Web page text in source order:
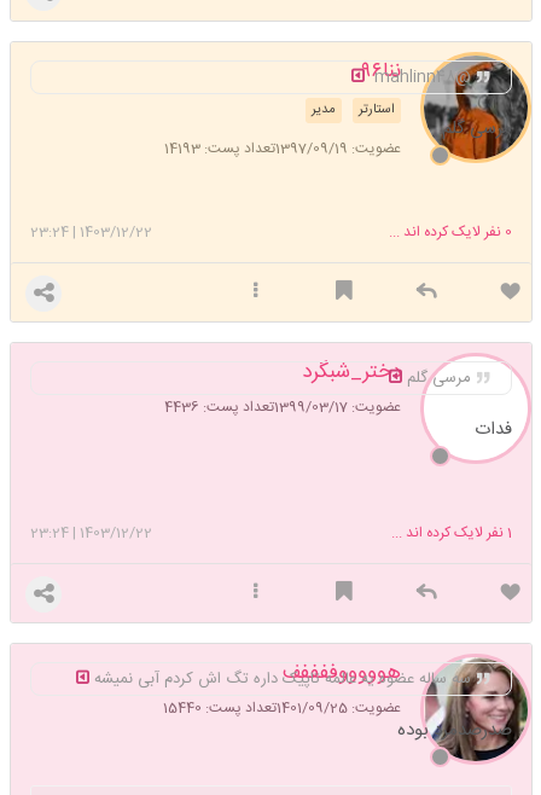
ننا۹۶
مدیر استارتر
عضویت: 1397/09/19 تعداد پست: 14193
@mahlinn48 ‍
مرسی گلم
1403/12/22
|
23:24 0 نفر لایک کرده اند ...
دختر_شبگرد
عضویت: 1399/03/17 تعداد پست: 4436
مرسی گلم
فدات
1403/12/22
|
23:24 1نفر لایک کرده اند ...
هوووووففففف
عضویت: 1401/09/25 تعداد پست: 15440
سه ساله عضوه یه عالمه تاپیک داره تگ اش کردم آبی نمیشه
صدرصدمرد بوده